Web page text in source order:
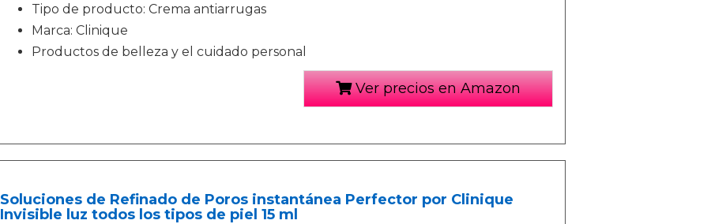
Tipo de producto: Crema antiarrugas
Marca: Clinique
Productos de belleza y el cuidado personal
Ver precios en Amazon
Soluciones de Refinado de Poros instantánea Perfector por Clinique
Invisible luz todos los tipos de piel 15 ml